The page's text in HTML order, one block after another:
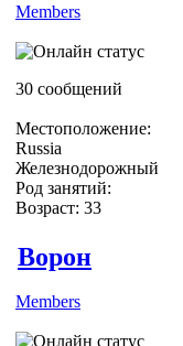
Members
30 сообщений
Местоположение:
Russia
Железнодорожный
Род занятий:
Возраст: 33
Ворон
Members